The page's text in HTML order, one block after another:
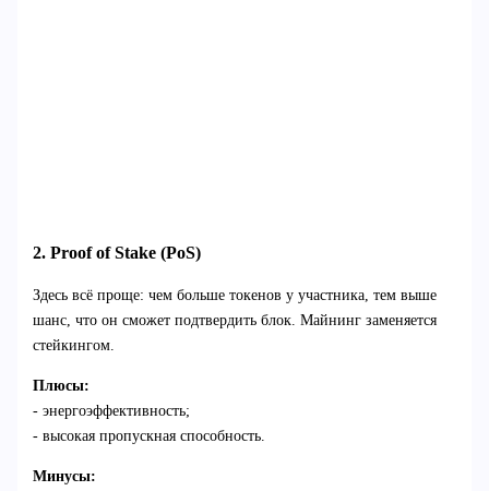
2. Proof of Stake (PoS)
Здесь всё проще: чем больше токенов у участника, тем выше
шанс, что он сможет подтвердить блок. Майнинг заменяется
стейкингом.
Плюсы:
- энергоэффективность;
- высокая пропускная способность.
Минусы: